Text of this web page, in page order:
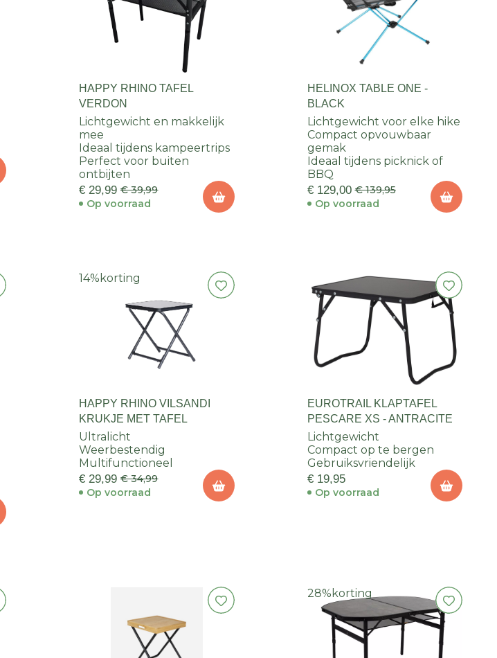
HAPPY RHINO TAFEL
VERDON
Lichtgewicht en makkelijk
mee
Ideaal tijdens kampeertrips
Perfect voor buiten
ontbijten
€ 29,99 € 39,99
Op voorraad
HELINOX TABLE ONE -
BLACK
Lichtgewicht voor elke hike
Compact opvouwbaar
gemak
Ideaal tijdens picknick of
BBQ
€ 129,00 € 139,95
Op voorraad
14% korting
HAPPY RHINO VILSANDI
KRUKJE MET TAFEL
Ultralicht
Weerbestendig
Multifunctioneel
€ 29,99 € 34,99
Op voorraad
EUROTRAIL KLAPTAFEL
PESCARE XS - ANTRACITE
Lichtgewicht
Compact op te bergen
Gebruiksvriendelijk
€ 19,95
Op voorraad
28% korting